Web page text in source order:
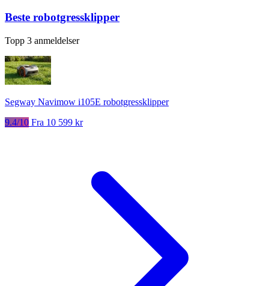
Beste robotgressklipper
Topp 3 anmeldelser
Segway Navimow i105E robotgressklipper
9.4/10 Fra 10 599 kr